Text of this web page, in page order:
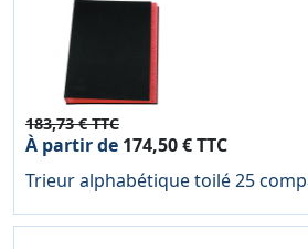
183,73 € TTC
À partir de 174,50 € TTC
Trieur alphabétique toilé 25